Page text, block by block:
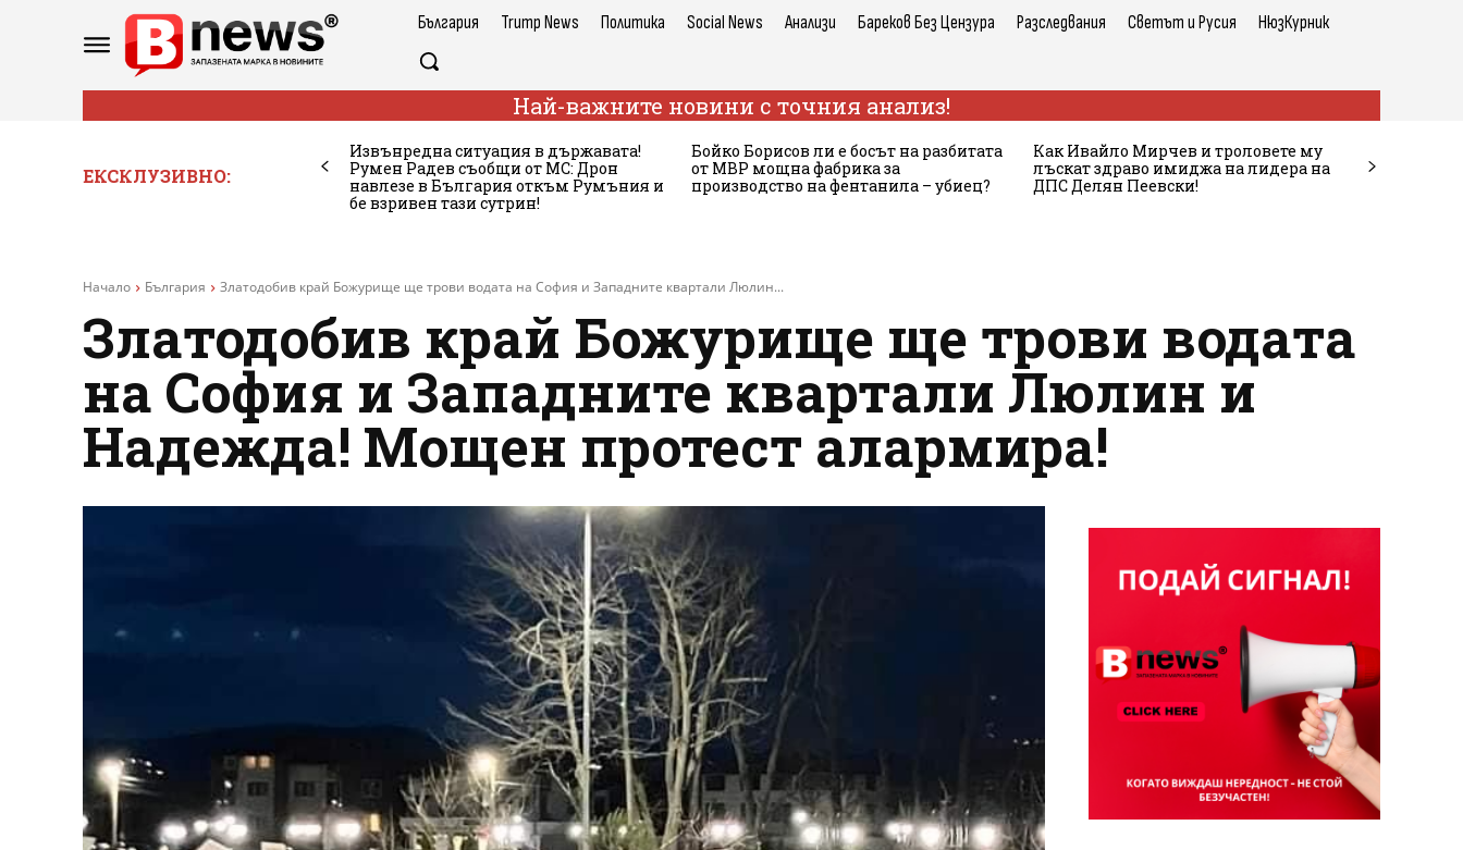
България Trump News Политика Social News Анализи Бареков Без Цензура Разследвания Светът и Русия НюзКурник
Най-важните новини с точния анализ!
ЕКСКЛУЗИВНО:
Извънредна ситуация в държавата!
Румен Радев съобщи от МС: Дрон
навлезе в България откъм Румъния и
бе взривен тази сутрин!
Бойко Борисов ли е босът на разбитата
от МВР мощна фабрика за
производство на фентанила – убиец?
Как Ивайло Мирчев и троловете му
лъскат здраво имиджа на лидера на
ДПС Делян Пеевски!
Начало България Златодобив край Божурище ще трови водата на София и Западните квартали Люлин...
Златодобив край Божурище ще трови водата
на София и Западните квартали Люлин и
Надежда! Мощен протест алармира!